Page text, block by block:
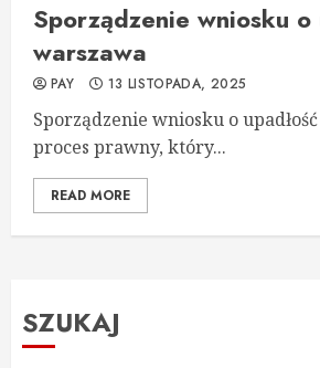
Sporządzenie wniosku o
warszawa
PAY 13 LISTOPADA, 2025
Sporządzenie wniosku o
proces prawny, który...
READ MORE
SZUKAJ